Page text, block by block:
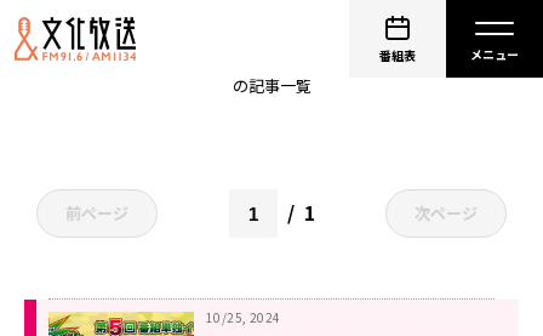
番組表
の記事一覧
前ページ 1 次ページ
10/25, 2024